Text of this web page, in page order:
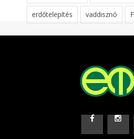
erdőtelepítés vaddisznó